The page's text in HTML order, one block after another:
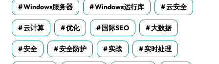
Windows服务器 Windows运行库 云安全
云计算 优化 国际SEO 大数据
安全 安全防护 实战 实时处理